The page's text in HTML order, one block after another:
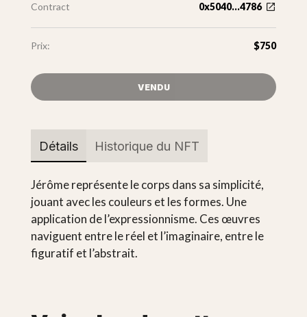
Contract 0x5040...4786
Prix: $750
VENDU
Détails Historique du NFT
Jérôme représente le corps dans sa simplicité,
jouant avec les couleurs et les formes. Une
application de l’expressionnisme. Ces œuvres
naviguent entre le réel et l’imaginaire, entre le
figuratif et l’abstrait.